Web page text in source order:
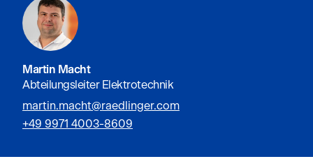
Martin Macht
Abteilungsleiter Elektrotechnik
martin.macht@raedlinger.com
+49 9971 4003-8609